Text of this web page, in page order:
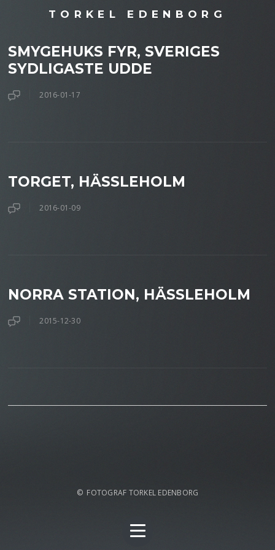
TORKEL EDENBORG
SMYGEHUKS FYR, SVERIGES
SYDLIGASTE UDDE
2016-01-17
TORGET, HÄSSLEHOLM
2016-01-09
NORRA STATION, HÄSSLEHOLM
2015-12-30
© FOTOGRAF TORKEL EDENBORG